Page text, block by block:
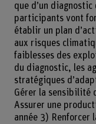
que d’un
participants vont
établir un plan
aux risques
faiblesses des
du diagnostic, les
stratégiques
Gérer la sensibilité
Assurer une
année 3) Renforcer